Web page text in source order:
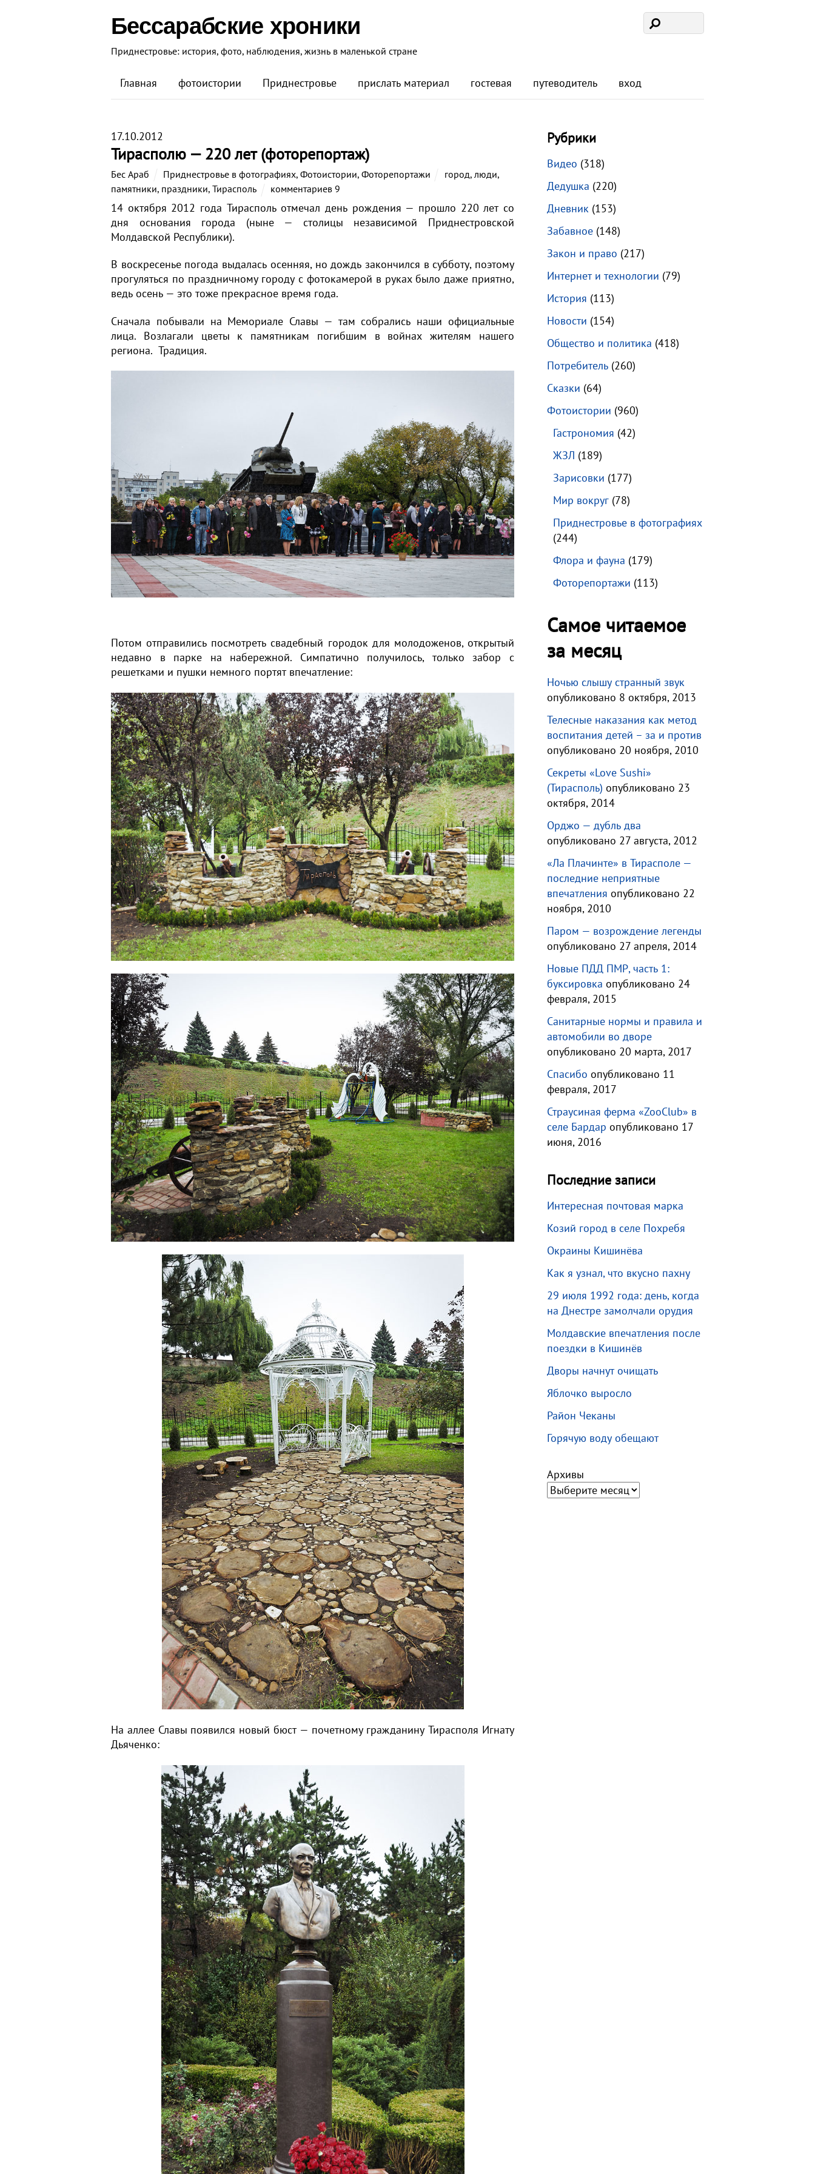
Бессарабские хроники
Приднестровье: история, фото, наблюдения, жизнь в маленькой стране
Главная фотоистории Приднестровье прислать материал гостевая путеводитель вход
17.10.2012
Тирасполю — 220 лет (фоторепортаж)
Бес Араб Приднестровье в фотографиях, Фотоистории, Фоторепортажи город, люди,
памятники, праздники, Тирасполь комментариев 9
14 октября 2012 года Тирасполь отмечал день рождения — прошло 220 лет со
дня основания города (ныне — столицы независимой Приднестровской
Молдавской Республики).
В воскресенье погода выдалась осенняя, но дождь закончился в субботу, поэтому
прогуляться по праздничному городу с фотокамерой в руках было даже приятно,
ведь осень — это тоже прекрасное время года.
Сначала побывали на Мемориале Славы — там собрались наши официальные
лица. Возлагали цветы к памятникам погибшим в войнах жителям нашего
региона. Традиция.
Потом отправились посмотреть свадебный городок для молодоженов, открытый
недавно в парке на набережной. Симпатично получилось, только забор с
решетками и пушки немного портят впечатление:
На аллее Славы появился новый бюст — почетному гражданину Тирасполя Игнату
Дьяченко:
Рубрики
Видео (318)
Дедушка (220)
Дневник(153)
Забавное(148)
Закон и право (217)
Интернет и технологии (79)
История (113)
Новости (154)
Общество и политика (418)
Потребитель(260)
Сказки (64)
Фотоистории (960)
Гастрономия (42)
ЖЗЛ (189)
Зарисовки (177)
Мир вокруг(78)
Приднестровье в фотографиях
(244)
Флора и фауна (179)
Фоторепортажи (113)
Самое читаемое
за месяц
Ночью слышу странный звук
опубликовано 8 октября, 2013
Телесные наказания как метод
воспитания детей – за и против
опубликовано 20 ноября, 2010
Секреты «Love Sushi»
(Тирасполь) опубликовано 23
октября, 2014
Орджо — дубль два
опубликовано 27 августа, 2012
«Ла Плачинте» в Тирасполе —
последние неприятные
впечатления опубликовано 22
ноября, 2010
Паром — возрождение легенды
опубликовано 27 апреля, 2014
Новые ПДД ПМР, часть 1:
буксировка опубликовано 24
февраля, 2015
Санитарные нормы и правила и
автомобили во дворе
опубликовано 20 марта, 2017
Спасибо опубликовано 11
февраля, 2017
Страусиная ферма «ZooClub» в
селе Бардар опубликовано 17
июня, 2016
Последние записи
Интересная почтовая марка
Козий город в селе Похребя
Окраины Кишинёва
Как я узнал, что вкусно пахну
29 июля 1992 года: день, когда
на Днестре замолчали орудия
Молдавские впечатления после
поездки в Кишинёв
Дворы начнут очищать
Яблочко выросло
Район Чеканы
Горячую воду обещают
Архивы